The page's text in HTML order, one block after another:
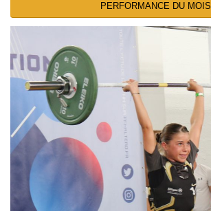
PERFORMANCE DU MOIS